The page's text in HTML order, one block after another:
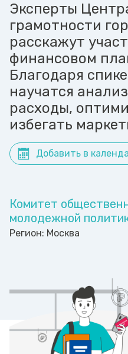
Эксперты
грамотности
расскажут
финансовом
Благодаря
научатся
расходы,
избегать
Добавить в
Комитет
молодежной
Регион: Москва